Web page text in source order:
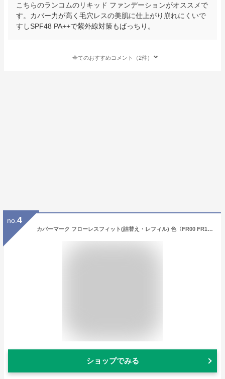
こちらのランコムのリキッド ファンデーションがオススメで
す。カバー力が高く毛穴レスの美肌に仕上がり崩れにくいで
すしSPF48 PA++で紫外線対策もばっちり。
全てのおすすめコメント（2件）
no. 4
カバーマーク フローレスフィット(詰替え・レフィル) 色〈FR00 FR10 FR20 FR30 FR40 FN10 FN20 FN30 FN50 FO20〉カバーマークファンデーション パウダファンデーション カバマ SPF PA+++ 国内正規品 カバー力 崩れない 毛穴 人気色 標準色 イエベ ブルべ フローレス フィット
ショップでみる